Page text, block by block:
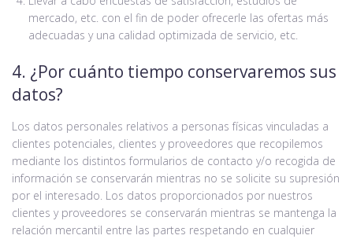
mercado, etc. con el fin de poder ofrecerle las ofertas más
adecuadas y una calidad optimizada de servicio, etc.
4. ¿Por cuánto tiempo conservaremos sus
datos?
Los datos personales relativos a personas físicas vinculadas a
clientes potenciales, clientes y proveedores que recopilemos
mediante los distintos formularios de contacto y/o recogida de
información se conservarán mientras no se solicite su supresión
por el interesado. Los datos proporcionados por nuestros
clientes y proveedores se conservarán mientras se mantenga la
relación mercantil entre las partes respetando en cualquier